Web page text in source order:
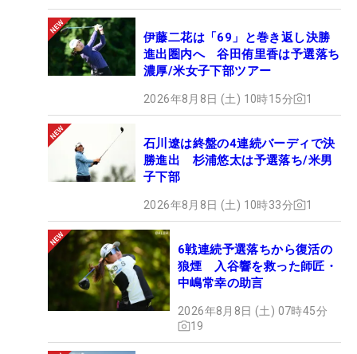
伊藤二花は「69」と巻き返し決勝
進出圏内へ 谷田侑里香は予選落ち
濃厚/米女子下部ツアー
2026年8月8日 (土) 10時15分 1
石川遼は終盤の4連続バーディで決
勝進出 杉浦悠太は予選落ち/米男
子下部
2026年8月8日 (土) 10時33分 1
6戦連続予選落ちから復活の
狼煙 入谷響を救った師匠・
中嶋常幸の助言
2026年8月8日 (土) 07時45分
19